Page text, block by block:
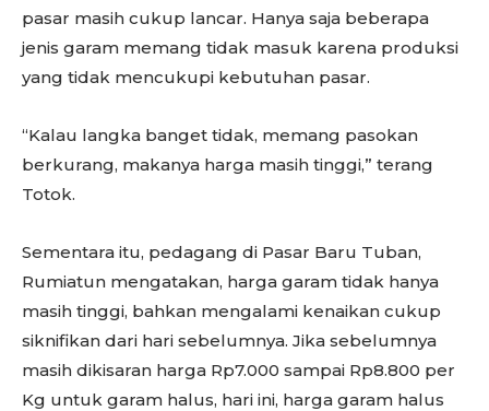
pasar masih cukup lancar. Hanya saja beberapa
jenis garam memang tidak masuk karena produksi
yang tidak mencukupi kebutuhan pasar.
“Kalau langka banget tidak, memang pasokan
berkurang, makanya harga masih tinggi,” terang
Totok.
Sementara itu, pedagang di Pasar Baru Tuban,
Rumiatun mengatakan, harga garam tidak hanya
masih tinggi, bahkan mengalami kenaikan cukup
siknifikan dari hari sebelumnya. Jika sebelumnya
masih dikisaran harga Rp7.000 sampai Rp8.800 per
Kg untuk garam halus, hari ini, harga garam halus